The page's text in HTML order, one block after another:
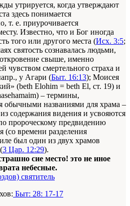
утрируется, когда утверждают
здесь понимается
т. е. приурочивается
Известно, что и Бог иногда
того или другого места (Исх. 3:5;
святость сознавалась людьми,
свыше, именно
чувством смертельного страха и
у Агари (Быт. 16:13); Моисея
(beth Elohim = beth El, ст. 19) и
– термины,
обычными названиями для храма –
содержания видения и усвояются
пророческому предвидению
(со времени разделения
был один из двух храмов
3 Цар. 12:29).
сие место! это не иное
небесные.
святитель
Быт: 28: 17-17